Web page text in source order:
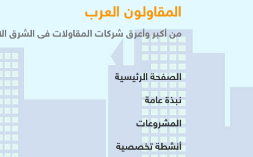
المقاولون العرب
من أكبر وأعرق شركات المقاولات فى الشرق
الصفحة الرئيسية
نبذة عامة
المشروعات
أنشطة تخصصية